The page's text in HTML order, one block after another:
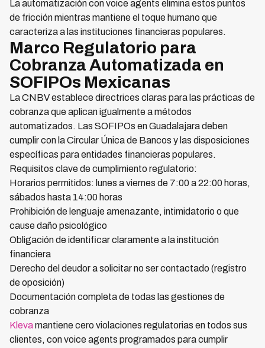
La automatización con voice agents elimina estos puntos
de fricción mientras mantiene el toque humano que
caracteriza a las instituciones financieras populares.
Marco Regulatorio para
Cobranza Automatizada en
SOFIPOs Mexicanas
La CNBV establece directrices claras para las prácticas de
cobranza que aplican igualmente a métodos
automatizados. Las SOFIPOs en Guadalajara deben
cumplir con la Circular Única de Bancos y las disposiciones
específicas para entidades financieras populares.
Requisitos clave de cumplimiento regulatorio:
Horarios permitidos: lunes a viernes de 7:00 a 22:00 horas,
sábados hasta 14:00 horas
Prohibición de lenguaje amenazante, intimidatorio o que
cause daño psicológico
Obligación de identificar claramente a la institución
financiera
Derecho del deudor a solicitar no ser contactado (registro
de oposición)
Documentación completa de todas las gestiones de
cobranza
Klevamantiene cero violaciones regulatorias en todos sus
clientes, con voice agents programados para cumplir